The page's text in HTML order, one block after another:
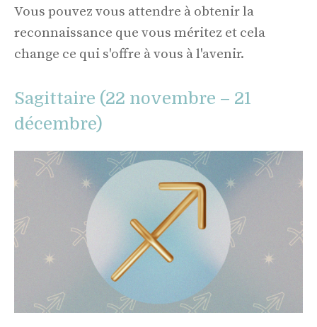
Vous pouvez vous attendre à obtenir la
reconnaissance que vous méritez et cela
change ce qui s'offre à vous à l'avenir.
Sagittaire (22 novembre – 21
décembre)